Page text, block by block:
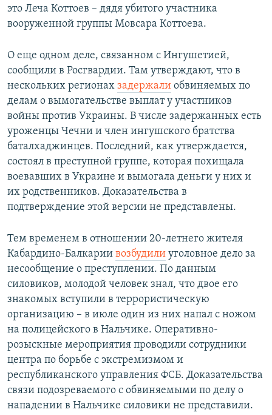
это Леча Коттоев – дядя убитого участника
вооруженной группы Мовсара Коттоева.
О еще одном деле, связанном с Ингушетией,
сообщили в Росгвардии. Там утверждают, что в
нескольких регионах задержали обвиняемых по
делам о вымогательстве выплат у участников
войны против Украины. В числе задержанных есть
уроженцы Чечни и член ингушского братства
баталхаджинцев. Последний, как утверждается,
состоял в преступной группе, которая похищала
воевавших в Украине и вымогала деньги у них и
их родственников. Доказательства в
подтверждение этой версии не представлены.
Тем временем в отношении 20-летнего жителя
Кабардино-Балкарии возбудили уголовное дело за
несообщение о преступлении. По данным
силовиков, молодой человек знал, что двое его
знакомых вступили в террористическую
организацию – в июле один из них напал с ножом
на полицейского в Нальчике. Оперативно-
розыскные мероприятия проводили сотрудники
центра по борьбе с экстремизмом и
республиканского управления ФСБ. Доказательства
связи подозреваемого с обвиняемыми по делу о
нападении в Нальчике силовики не представили.